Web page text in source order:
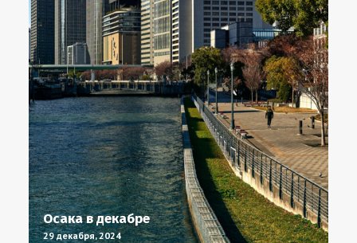
Осака в декабре
29 декабря, 2024